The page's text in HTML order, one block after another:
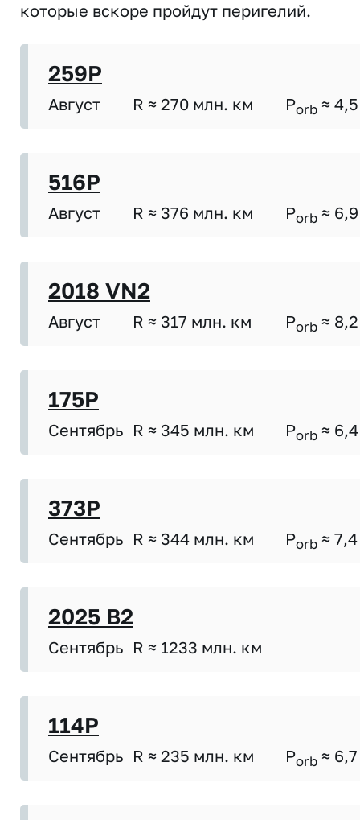
которые вскоре пройдут перигелий.
259P
Август R ≈ 270 млн. км Porb ≈ 4,5
516P
Август R ≈ 376 млн. км Porb ≈ 6,9
2018 VN2
Август R ≈ 317 млн. км Porb ≈ 8,2
175P
Сентябрь R ≈ 345 млн. км Porb ≈ 6,4
373P
Сентябрь R ≈ 344 млн. км Porb ≈ 7,4
2025 B2
Сентябрь R ≈ 1233 млн. км
114P
Сентябрь R ≈ 235 млн. км Porb ≈ 6,7